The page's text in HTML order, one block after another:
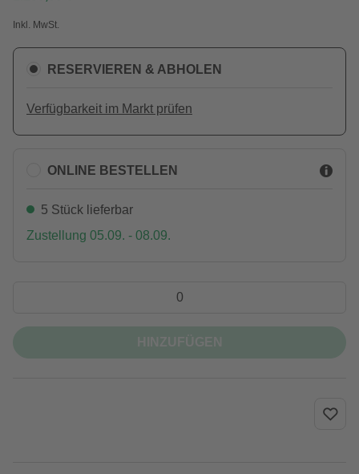
Inkl. MwSt.
RESERVIEREN & ABHOLEN
Verfügbarkeit im Markt prüfen
ONLINE BESTELLEN
5 Stück lieferbar
Zustellung 05.09. - 08.09.